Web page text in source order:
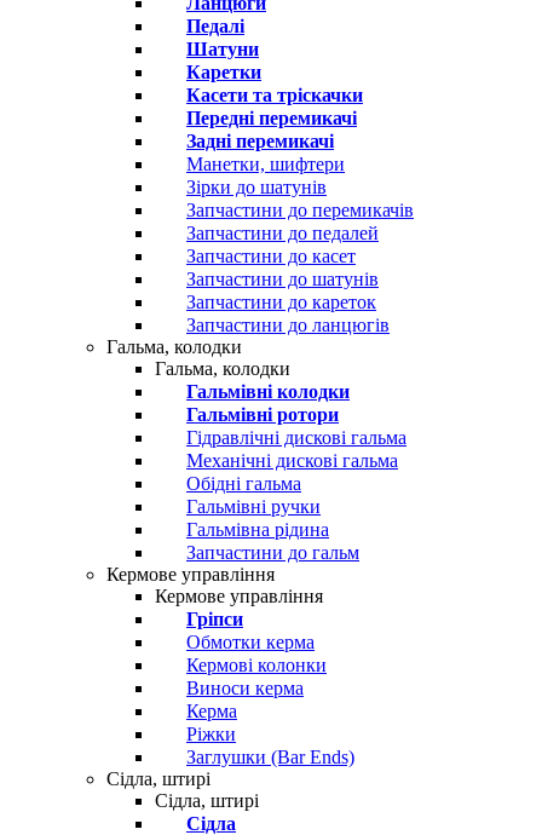
Педалі
Шатуни
Каретки
Касети та тріскачки
Передні перемикачі
Задні перемикачі
Манетки, шифтери
Зірки до шатунів
Запчастини до перемикачів
Запчастини до педалей
Запчастини до касет
Запчастини до шатунів
Запчастини до кареток
Запчастини до ланцюгів
Гальма, колодки
Гальма, колодки
Гальмівні колодки
Гальмівні ротори
Гідравлічні дискові гальма
Механічні дискові гальма
Обідні гальма
Гальмівні ручки
Гальмівна рідина
Запчастини до гальм
Кермове управління
Кермове управління
Гріпси
Обмотки керма
Кермові колонки
Виноси керма
Керма
Ріжки
Заглушки (Bar Ends)
Сідла, штирі
Сідла, штирі
Сідла